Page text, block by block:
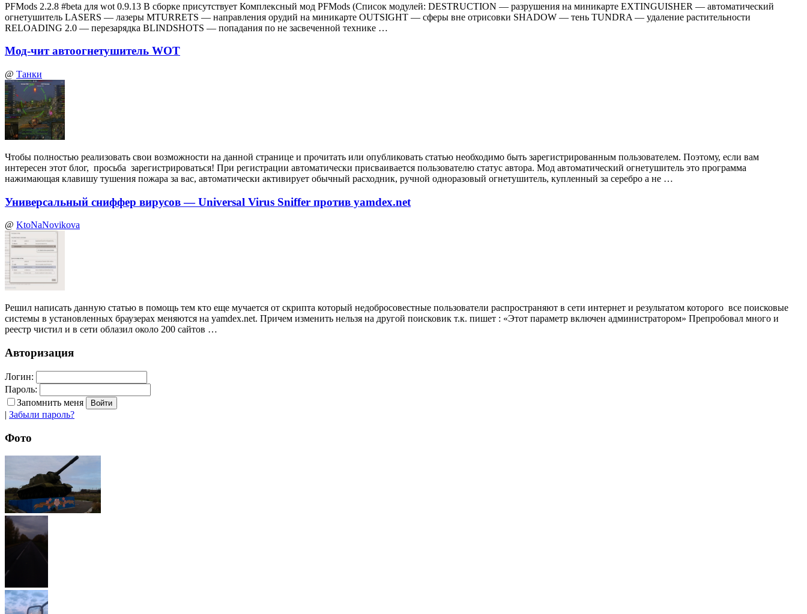
PFMods 2.2.8 #beta для wot 0.9.13 В сборке присутствует Комплексный мод PFMods (Список модулей: DESTRUCTION — разрушения на миникарте EXTINGUISHER — автоматический
огнетушитель LASERS — лазеры MTURRETS — направления орудий на миникарте OUTSIGHT — сферы вне отрисовки SHADOW — тень TUNDRA — удаление растительности
RELOADING 2.0 — перезарядка BLINDSHOTS — попадания по не засвеченной технике …
Мод-чит автоогнетушитель WOT
@ Танки
Чтобы полностью реализовать свои возможности на данной странице и прочитать или опубликовать статью необходимо быть зарегистрированным пользователем. Поэтому, если вам
интересен этот блог, просьба зарегистрироваться! При регистрации автоматически присваивается пользователю статус автора. Мод автоматический огнетушитель это программа
нажимающая клавишу тушения пожара за вас, автоматически активирует обычный расходник, ручной одноразовый огнетушитель, купленный за серебро а не …
Универсальный сниффер вирусов — Universal Virus Sniffer против yamdex.net
@ KtoNaNovikova
Решил написать данную статью в помощь тем кто еще мучается от скрипта который недобросовестные пользователи распространяют в сети интернет и результатом которого все поисковые
системы в установленных браузерах меняются на yamdex.net. Причем изменить нельзя на другой поисковик т.к. пишет : «Этот параметр включен администратором» Препробовал много и
реестр чистил и в сети облазил около 200 сайтов …
Авторизация
Логин:
Пароль:
Запомнить меня
| Забыли пароль?
Фото